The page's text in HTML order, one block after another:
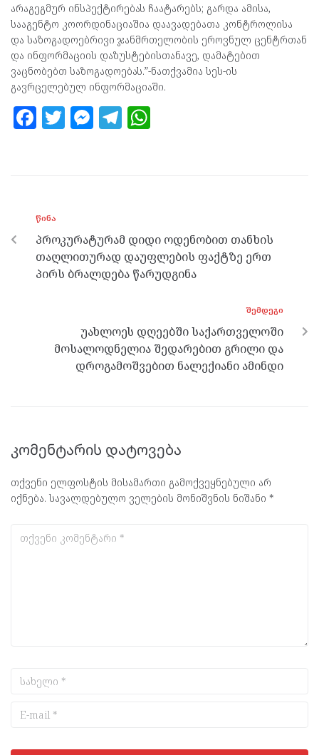
არაგეგმურ ინსპექტირებას ჩაატარებს; გარდა ამისა,
სააგენტო კოორდინაციაშია დაავადებათა კონტროლისა
და საზოგადოებრივი ჯანმრთელობის ეროვნულ ცენტრთან
და ინფორმაციის დაზუსტებისთანავე, დამატებით
ვაცნობებთ საზოგადოებას.”-ნათქვამია სეს-ის
გავრცელებულ ინფორმაციაში.
F
o
o
k
T M
er
T
m p
p
ᲬᲘᲜᲐ
პროკურატურამ დიდი ოდენობით თანხის
თაღლითურად დაუფლების ფაქტზე ერთ
პირს ბრალდება წარუდგინა
ᲨᲔᲛᲓᲔᲒᲘ
უახლოეს დღეებში საქართველოში
მოსალოდნელია შედარებით გრილი და
დროგამოშვებით ნალექიანი ამინდი
კომენტარის დატოვება
თქვენი ელფოსტის მისამართი გამოქვეყნებული არ
იქნება. სავალდებულო ველების მონიშვნის ნიშანი *